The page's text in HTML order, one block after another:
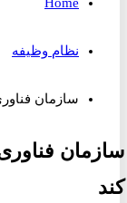
نظام وظیفه
سازمان فناوری
فناوری